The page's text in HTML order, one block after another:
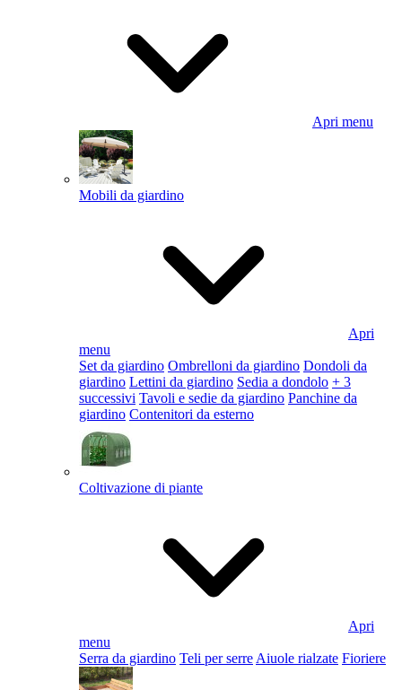
Apri menu
Mobili da giardino
Apri
menu
Set da giardino Ombrelloni da giardino Dondoli da
giardino Lettini da giardino Sedia a dondolo + 3
successivi Tavoli e sedie da giardino Panchine da
giardino Contenitori da esterno
Coltivazione di piante
Apri
menu
Serra da giardino Teli per serre Aiuole rialzate Fioriere